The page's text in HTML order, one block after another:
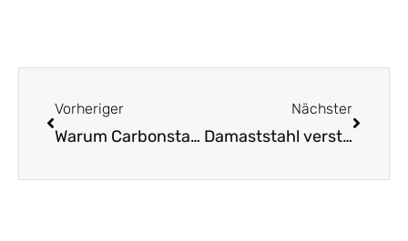
Vorheriger
Warum Carbonstahlmesser die Herzen erobern
Nächster
Damaststahl verstehen Warum dieser Stahl so faszinierend ist